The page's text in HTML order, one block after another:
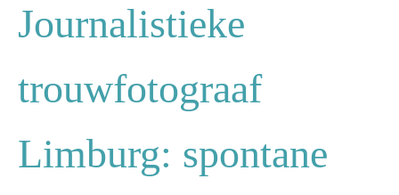
Journalistieke
trouwfotograaf
Limburg: spontane